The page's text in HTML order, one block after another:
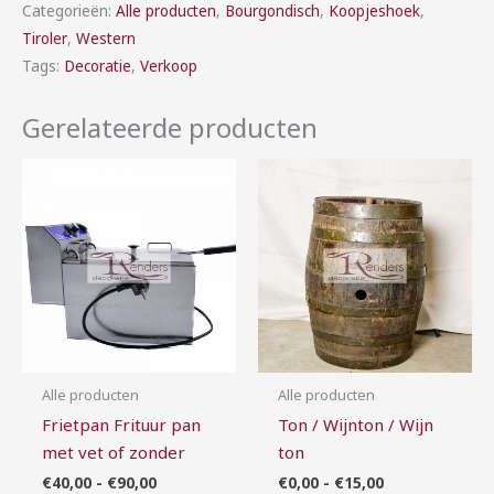
Categorieën: Alle producten, Bourgondisch, Koopjeshoek,
Tiroler, Western
Tags: Decoratie, Verkoop
Gerelateerde producten
Alle producten
Frietpan Frituur pan
met vet of zonder
€40,00 - €90,00
Alle producten
Ton / Wijnton / Wijn
ton
€0,00 - €15,00
tot
€15,00